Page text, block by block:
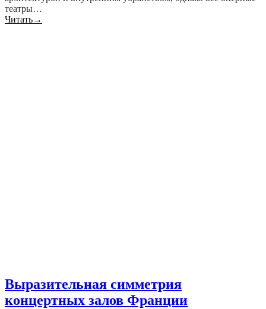
театры…
Читать→
Выразительная симметрия
концертных залов Франции